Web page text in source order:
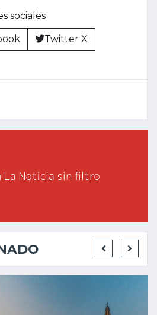
sociales
Twitter X